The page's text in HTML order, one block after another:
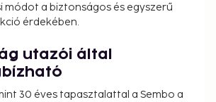
módot a biztonságos és egyszerű
érdekében.
utazói által
30 éves tapasztalattal a Sembo a